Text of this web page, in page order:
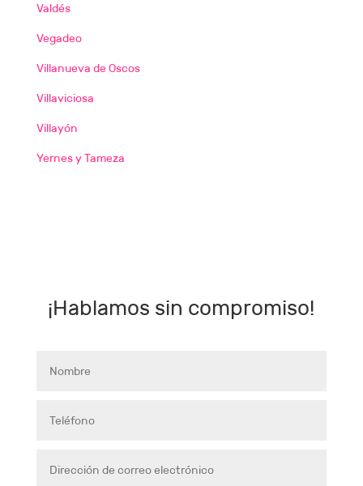
Valdés
Vegadeo
Villanueva de Oscos
Villaviciosa
Villayón
Yernes y Tameza
¡Hablamos sin compromiso!